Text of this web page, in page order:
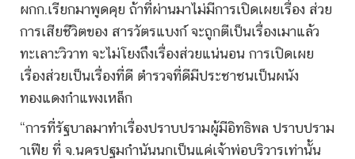
ผกก.เรียกมาพูดคุย ถ้าที่ผ่านมาไม่มีการเปิดเผยเรื่อง ส่วย
การเสียชีวิตของ สารวัตรแบงก์ จะถูกตีเป็นเรื่องเมาแล้ว
ทะเลาะวิวาท จะไม่โยงถึงเรื่องส่วยแน่นอน การเปิดเผย
เรื่องส่วยเป็นเรื่องที่ดี ตำรวจที่ดีมีประชาชนเป็นผนัง
ทองแดงกำแพงเหล็ก
“การที่รัฐบาลมาทำเรื่องปราบปรามผู้มีอิทธิพล ปราบปราม
าเฟีย ที่ จ.นครปฐมกำนันนกเป็นแค่เจ้าพ่อบริวารเท่านั้น